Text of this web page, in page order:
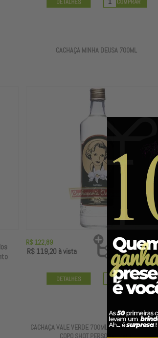
CACHAÇA MINHA DEUSA 700ML
R$ 122,89
R$ 119,20 à vista
CACHAÇA VALE VERDE 700ML BOX EXCLUSIVO COM
COPO SHOT PERSONALIZADO